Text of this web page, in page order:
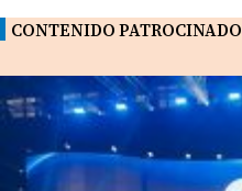
CONTENIDO PATROCINADO